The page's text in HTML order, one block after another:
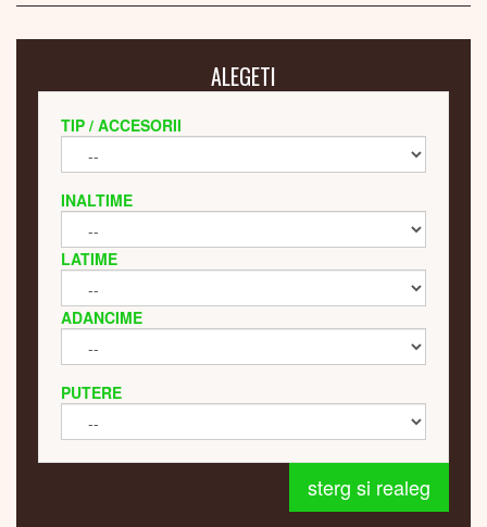
ALEGETI
TIP / ACCESORII
INALTIME
LATIME
ADANCIME
PUTERE
sterg si realeg